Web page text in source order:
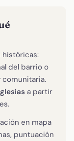
históricas:
del barrio o
a partir
en mapa
puntuación